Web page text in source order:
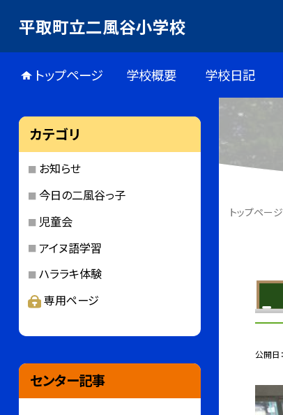
平取町立二風谷小学校
トップページ 学校概要 学校日記
トップページ
公開日
カテゴリ
お知らせ
今日の二風谷っ子
児童会
アイヌ語学習
ハララキ体験
専用ページ
センター記事